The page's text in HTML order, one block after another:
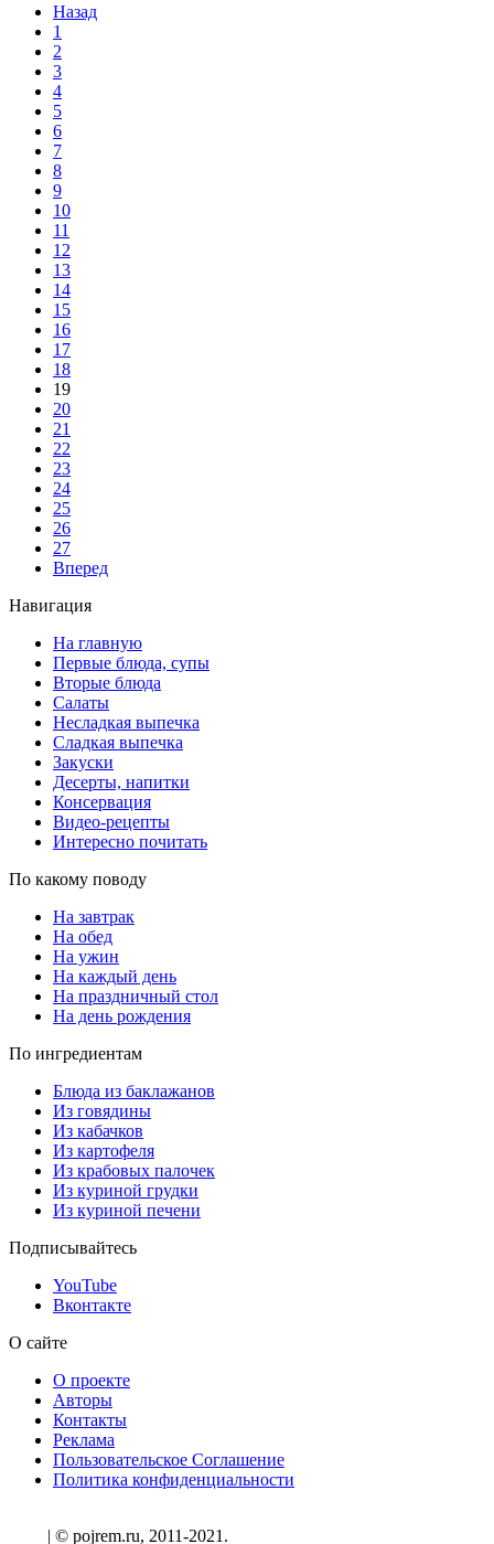
Назад
1
2
3
4
5
6
7
8
9
10
11
12
13
14
15
16
17
18
19
20
21
22
23
24
25
26
27
Вперед
Навигация
На главную
Первые блюда, супы
Вторые блюда
Салаты
Несладкая выпечка
Сладкая выпечка
Закуски
Десерты, напитки
Консервация
Видео-рецепты
Интересно почитать
По какому поводу
На завтрак
На обед
На ужин
На каждый день
На праздничный стол
На день рождения
По ингредиентам
Блюда из баклажанов
Из говядины
Из кабачков
Из картофеля
Из крабовых палочек
Из куриной грудки
Из куриной печени
Подписывайтесь
YouTube
Вконтакте
О сайте
О проекте
Авторы
Контакты
Реклама
Пользовательское Соглашение
Политика конфиденциальности
| © pojrem.ru, 2011-2021.